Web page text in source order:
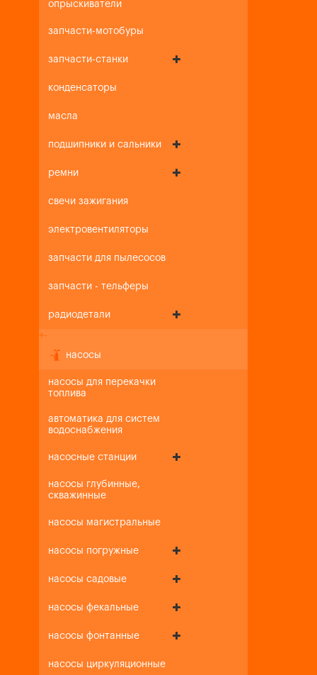
опрыскиватели
запчасти-мотобуры
запчасти-станки
конденсаторы
масла
подшипники и сальники
ремни
свечи зажигания
электровентиляторы
запчасти для пылесосов
запчасти - тельферы
радиодетали
+-
насосы
насосы для перекачки
топлива
автоматика для систем
водоснабжения
насосные станции
насосы глубинные,
скважинные
насосы магистральные
насосы погружные
насосы садовые
насосы фекальные
насосы фонтанные
насосы циркуляционные